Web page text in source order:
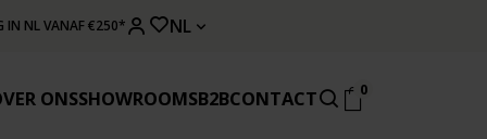
IN NL VANAF €250* NL
ONSSHOWROOMSB2BCONTACT 0